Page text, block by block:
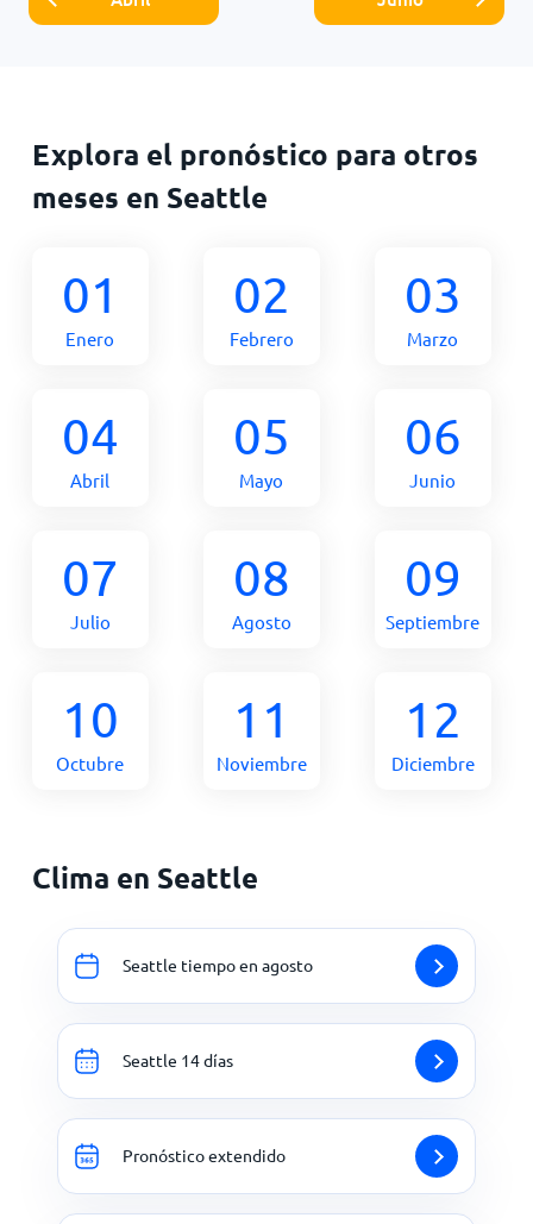
Explora el pronóstico para otros
meses en Seattle
01
Enero
02
Febrero
03
Marzo
04
Abril
05
Mayo
06
Junio
07
Julio
08
Agosto
09
Septiembre
10
Octubre
11
Noviembre
12
Diciembre
Clima en Seattle
Seattle tiempo en agosto
Seattle 14 días
Pronóstico extendido